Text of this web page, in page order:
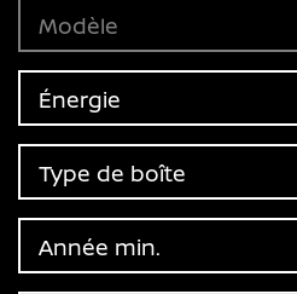
Modèle
Énergie
Type de boîte
Année min.